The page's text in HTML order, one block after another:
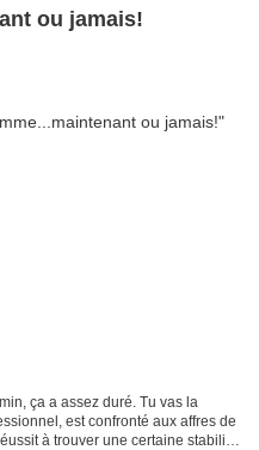
ou jamais!
ça a assez duré. Tu vas la
est confronté aux affres de
à trouver une certaine stabilité